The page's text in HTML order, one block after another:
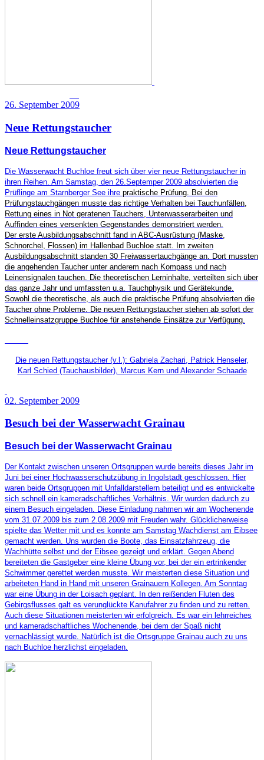
26. September 2009
Neue Rettungstaucher
Neue Rettungstaucher
Die Wasserwacht Buchloe freut sich über vier neue Rettungstaucher in
ihren Reihen. Am Samstag, den 26.Septemper 2009 absolvierten die
Prüflinge am Starnberger See ihre praktische Prüfung. Bei den
Prüfungstauchgängen musste das richtige Verhalten bei Tauchunfällen,
Rettung eines in Not geratenen Tauchers, Unterwasserarbeiten und
Auffinden eines versenkten Gegenstandes demonstriert werden.
Der erste Ausbildungsabschnitt fand in ABC-Ausrüstung (Maske,
Schnorchel, Flossen) im Hallenbad Buchloe statt. Im zweiten
Ausbildungsabschnitt standen 30 Freiwassertauchgänge an. Dort mussten
die angehenden Taucher unter anderem nach Kompass und nach
Leinensignalen tauchen. Die theoretischen Lerninhalte, verteilten sich über
das ganze Jahr und umfassten u.a. Tauchphysik und Gerätekunde.
Sowohl die theoretische, als auch die praktische Prüfung absolvierten die
Taucher ohne Probleme. Die neuen Rettungstaucher stehen ab sofort der
Schnelleinsatzgruppe Buchloe für anstehende Einsätze zur Verfügung.
Die neuen Rettungstaucher (v.l.): Gabriela Zachari, Patrick Henseler,
Karl Schied (Tauchausbilder), Marcus Kern und Alexander Schaade
02. September 2009
Besuch bei der Wasserwacht Grainau
Besuch bei der Wasserwacht Grainau
Der Kontakt zwischen unseren Ortsgruppen wurde bereits dieses Jahr im
Juni bei einer Hochwasserschutzübung in Ingolstadt geschlossen. Hier
waren beide Ortsgruppen mit Unfalldarstellern beteiligt und es entwickelte
sich schnell ein kameradschaftliches Verhältnis. Wir wurden dadurch zu
einem Besuch eingeladen. Diese Einladung nahmen wir am Wochenende
vom 31.07.2009 bis zum 2.08.2009 mit Freuden wahr. Glücklicherweise
spielte das Wetter mit und es konnte am Samstag Wachdienst am Eibsee
gemacht werden. Uns wurden die Boote, das Einsatzfahrzeug, die
Wachhütte selbst und der Eibsee gezeigt und erklärt. Gegen Abend
bereiteten die Gastgeber eine kleine Übung vor, bei der ein ertrinkender
Schwimmer gerettet werden musste. Wir meisterten diese Situation und
arbeiteten Hand in Hand mit unseren Grainauern Kollegen. Am Sonntag
war eine Übung in der Loisach geplant. In den reißenden Fluten des
Gebirgsflusses galt es verunglückte Kanufahrer zu finden und zu retten.
Auch diese Situationen meisterten wir erfolgreich. Es war ein lehrreiches
und kameradschaftliches Wochenende, bei dem der Spaß nicht
vernachlässigt wurde. Natürlich ist die Ortsgruppe Grainau auch zu uns
nach Buchloe herzlichst eingeladen.